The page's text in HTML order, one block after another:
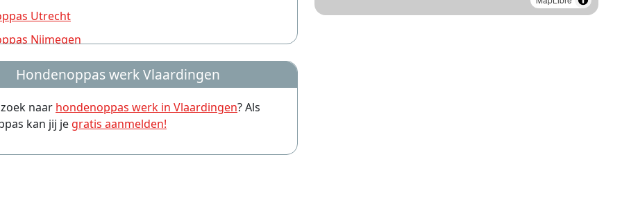
Utrecht
Nijmegen
Rotterdam
Groningen
Almere
Amersfoort
Arnhem
Hondenoppas werk Vlaardingen
naar hondenoppas werk in Vlaardingen? Als
kan jij je gratis aanmelden!